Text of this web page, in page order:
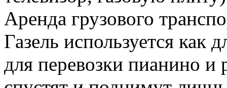
Аренда грузового
Газель используется как
для перевозки пианино и